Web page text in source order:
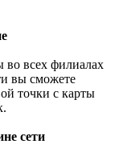
всех филиалах
вы сможете
точки с карты
сети